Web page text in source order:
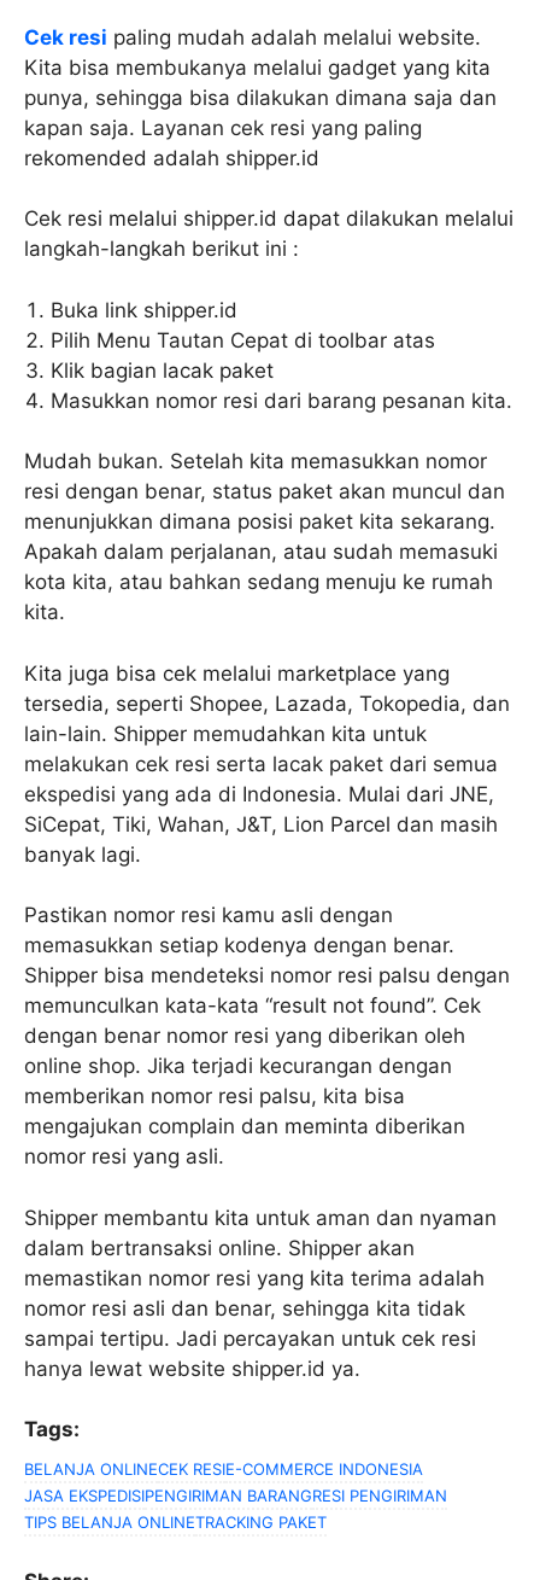
Cek resi paling mudah adalah melalui website.
Kita bisa membukanya melalui gadget yang kita
punya, sehingga bisa dilakukan dimana saja dan
kapan saja. Layanan cek resi yang paling
rekomended adalah shipper.id
Cek resi melalui shipper.id dapat dilakukan melalui
langkah-langkah berikut ini :
Buka link shipper.id
Pilih Menu Tautan Cepat di toolbar atas
Klik bagian lacak paket
Masukkan nomor resi dari barang pesanan kita.
Mudah bukan. Setelah kita memasukkan nomor
resi dengan benar, status paket akan muncul dan
menunjukkan dimana posisi paket kita sekarang.
Apakah dalam perjalanan, atau sudah memasuki
kota kita, atau bahkan sedang menuju ke rumah
kita.
Kita juga bisa cek melalui marketplace yang
tersedia, seperti Shopee, Lazada, Tokopedia, dan
lain-lain. Shipper memudahkan kita untuk
melakukan cek resi serta lacak paket dari semua
ekspedisi yang ada di Indonesia. Mulai dari JNE,
SiCepat, Tiki, Wahan, J&T, Lion Parcel dan masih
banyak lagi.
Pastikan nomor resi kamu asli dengan
memasukkan setiap kodenya dengan benar.
Shipper bisa mendeteksi nomor resi palsu dengan
memunculkan kata-kata “result not found”. Cek
dengan benar nomor resi yang diberikan oleh
online shop. Jika terjadi kecurangan dengan
memberikan nomor resi palsu, kita bisa
mengajukan complain dan meminta diberikan
nomor resi yang asli.
Shipper membantu kita untuk aman dan nyaman
dalam bertransaksi online. Shipper akan
memastikan nomor resi yang kita terima adalah
nomor resi asli dan benar, sehingga kita tidak
sampai tertipu. Jadi percayakan untuk cek resi
hanya lewat website shipper.id ya.
Tags:
BELANJA ONLINECEK RESIE-COMMERCE INDONESIA
JASA EKSPEDISIPENGIRIMAN BARANGRESI PENGIRIMAN
TIPS BELANJA ONLINETRACKING PAKET